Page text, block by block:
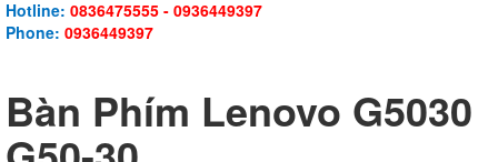
Hotline: 0836475555 - 0936449397
Phone: 0936449397
Bàn Phím Lenovo G5030